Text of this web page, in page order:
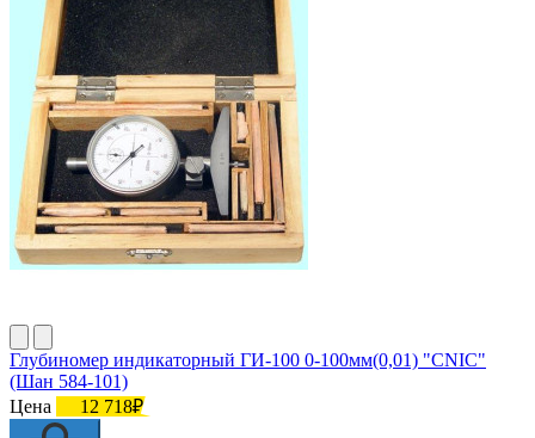
Глубиномер индикаторный ГИ-100 0-100мм(0,01) "CNIC"
(Шан 584-101)
Цена
12 718₽